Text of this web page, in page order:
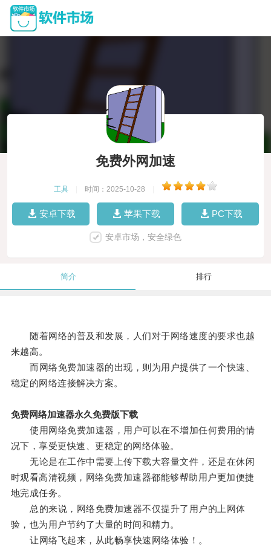
免费外网加速
工具 时间：2025-10-28
安卓下载 苹果下载 PC下载
安卓市场，安全绿色
简介 排行
随着网络的普及和发展，人们对于网络速度的要求也越
来越高。
而网络免费加速器的出现，则为用户提供了一个快速、
稳定的网络连接解决方案。
免费网络加速器永久免费版下载
使用网络免费加速器，用户可以在不增加任何费用的情
况下，享受更快速、更稳定的网络体验。
无论是在工作中需要上传下载大容量文件，还是在休闲
时观看高清视频，网络免费加速器都能够帮助用户更加便捷
地完成任务。
总的来说，网络免费加速器不仅提升了用户的上网体
验，也为用户节约了大量的时间和精力。
让网络飞起来，从此畅享快速网络体验！。